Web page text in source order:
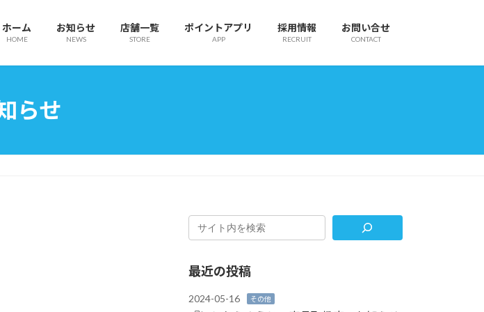
ホーム
HOME
お知らせ
NEWS
店舗一覧
STORE
ポイントアプリ
APP
採用情報
RECRUIT
お問い合せ
CONTACT
らせ
最近の投稿
2024-05-16 その他